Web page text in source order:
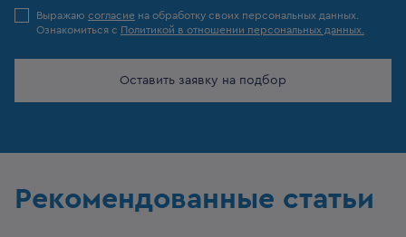
Выражаю согласие на обработку своих персональных данных.
Ознакомиться с Политикой в отношении персональных данных.
Оставить заявку на подбор
Рекомендованные статьи